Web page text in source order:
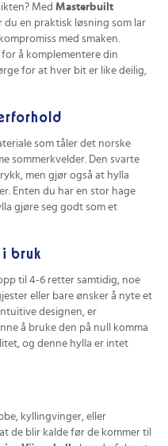
Med Masterbuilt
du en praktisk løsning som lar
med smaken.
å komplementere din
for at hver bit er like deilig,
som tåler det norske
sommerkvelder. Den svarte
men gjør også at hylla
Enten du har en stor hage
gjøre seg godt som et
bruk
til 4-6 retter samtidig, noe
eller bare ønsker å nyte et
designen, er
å bruke den på null komma
og denne hylla er intet
kyllingvinger, eller
de blir kalde før de kommer til